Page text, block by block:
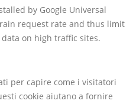
by Google Universal
request rate and thus limit
on high traffic sites.
per capire come i visitatori
cookie aiutano a fornire